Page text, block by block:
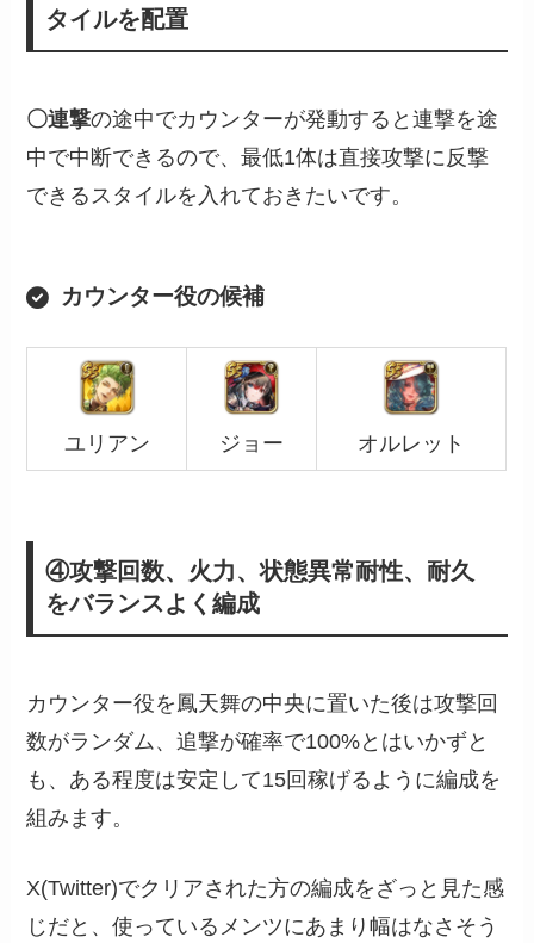
タイルを配置
〇連撃の途中でカウンターが発動すると連撃を途
中で中断できるので、最低1体は直接攻撃に反撃
できるスタイルを入れておきたいです。
カウンター役の候補
ユリアン ジョー オルレット
④攻撃回数、火力、状態異常耐性、耐久
をバランスよく編成
カウンター役を鳳天舞の中央に置いた後は攻撃回
数がランダム、追撃が確率で100%とはいかずと
も、ある程度は安定して15回稼げるように編成を
組みます。
X(Twitter)でクリアされた方の編成をざっと見た感
じだと、使っているメンツにあまり幅はなさそう